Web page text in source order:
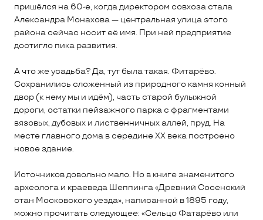
пришёлся на 60-е, когда директором совхоза стала
Александра Монахова — центральная улица этого
района сейчас носит её имя. При ней предприятие
достигло пика развития.
А что же усадьба? Да, тут была такая. Фитарёво.
Сохранились сложенный из природного камня конный
двор (к нему мы и идём), часть старой булыжной
дороги, остатки пейзажного парка с фрагментами
вязовых, дубовых и лиственничных аллей, пруд. На
месте главного дома в середине XX века построено
новое здание.
Источников довольно мало. Но в книге знаменитого
археолога и краеведа Шеппинга «Древний Сосенский
стан Московского уезда», написанной в 1895 году,
можно прочитать следующее: «Сельцо Фатарёво или